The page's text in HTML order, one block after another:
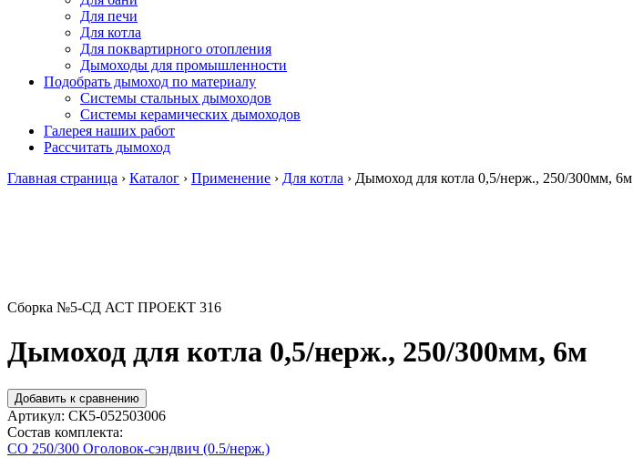
Для печи
Для котла
Для поквартирного отопления
Дымоходы для промышленности
Подобрать дымоход по материалу
Системы стальных дымоходов
Системы керамических дымоходов
Галерея наших работ
Рассчитать дымоход
Главная страница › Каталог › Применение › Для котла › Дымоход для котла 0,5/нерж., 250/300мм, 6м
Сборка №5-СД АСТ ПРОЕКТ 316
Дымоход для котла 0,5/нерж., 250/300мм, 6м
Добавить к сравнению
Артикул: СК5-052503006
Состав комплекта:
СО 250/300 Оголовок-сэндвич (0.5/нерж.)